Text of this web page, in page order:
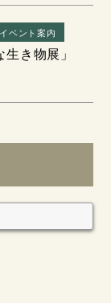
イベント案内
き物展」